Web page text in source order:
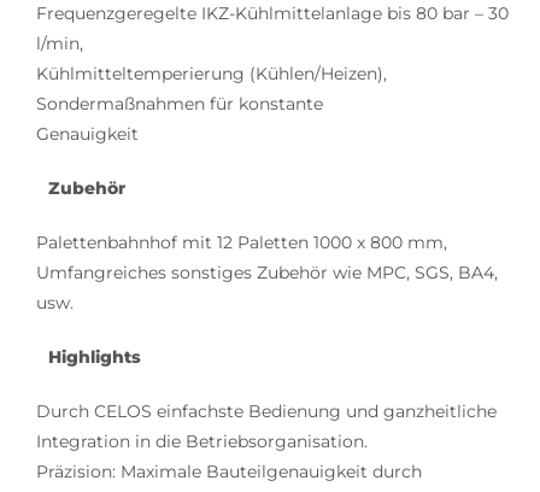
Frequenzgeregelte IKZ-Kühlmittelanlage bis 80 bar – 30
l/min,
Kühlmitteltemperierung (Kühlen/Heizen),
Sondermaßnahmen für konstante
Genauigkeit
Zubehör
Palettenbahnhof mit 12 Paletten 1000 x 800 mm,
Umfangreiches sonstiges Zubehör wie MPC, SGS, BA4,
usw.
Highlights
Durch CELOS einfachste Bedienung und ganzheitliche
Integration in die Betriebsorganisation.
Präzision: Maximale Bauteilgenauigkeit durch